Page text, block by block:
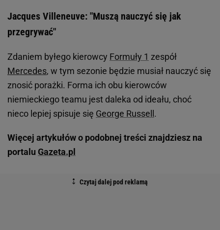
Jacques Villeneuve: "Muszą nauczyć się jak
przegrywać"
Zdaniem byłego kierowcy Formuły 1 zespół
Mercedes, w tym sezonie będzie musiał nauczyć się
znosić porażki. Forma ich obu kierowców
niemieckiego teamu jest daleka od ideału, choć
nieco lepiej spisuje się George Russell .
Więcej artykułów o podobnej treści znajdziesz na
portalu Gazeta.pl